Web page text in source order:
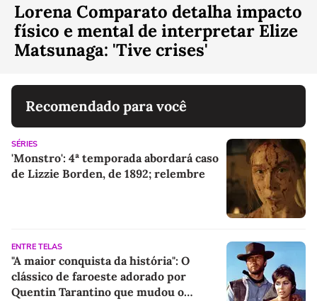
Lorena Comparato detalha impacto
físico e mental de interpretar Elize
Matsunaga: 'Tive crises'
Recomendado para você
SÉRIES
'Monstro': 4ª temporada abordará caso
de Lizzie Borden, de 1892; relembre
ENTRE TELAS
"A maior conquista da história": O
clássico de faroeste adorado por
Quentin Tarantino que mudou o